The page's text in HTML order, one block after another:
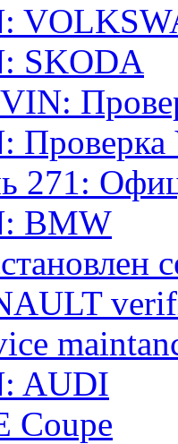
SKODA
Проверка
271:
BMW
AUDI
Coupe